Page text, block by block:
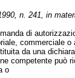
n. 241, in
di
commerciale
da una
competente
o